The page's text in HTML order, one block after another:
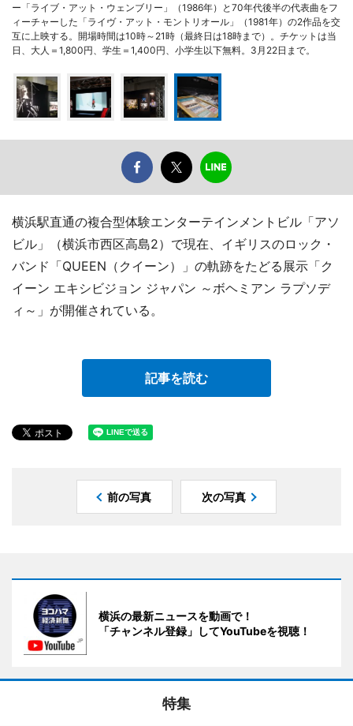
ー「ライブ・アット・ウェンブリー」（1986年）と70年代後半の代表曲をフ
ィーチャーした「ライヴ・アット・モントリオール」（1981年）の2作品を交
互に上映する。開場時間は10時～21時（最終日は18時まで）。チケットは当
日、大人＝1,800円、学生＝1,400円、小学生以下無料。3月22日まで。
横浜駅直通の複合型体験エンターテインメントビル「アソ
ビル」（横浜市西区高島2）で現在、イギリスのロック・
バンド「QUEEN（クイーン）」の軌跡をたどる展示「ク
イーン エキシビジョン ジャパン ～ボヘミアン ラプソデ
ィ～」が開催されている。
記事を読む
前の写真 次の写真
横浜の最新ニュースを動画で！
「チャンネル登録」してYouTubeを視聴！
特集